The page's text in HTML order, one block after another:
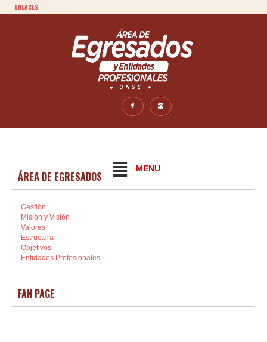
ENLACES
MENU
ÁREA DE EGRESADOS
Gestión
Misión y Visión
Valores
Estructura
Objetivos
Entidades Profesionales
FAN PAGE